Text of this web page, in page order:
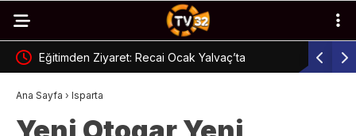
Eğitimden Ziyaret: Recai Ocak Yalvaç’ta
Ana Sayfa › Isparta